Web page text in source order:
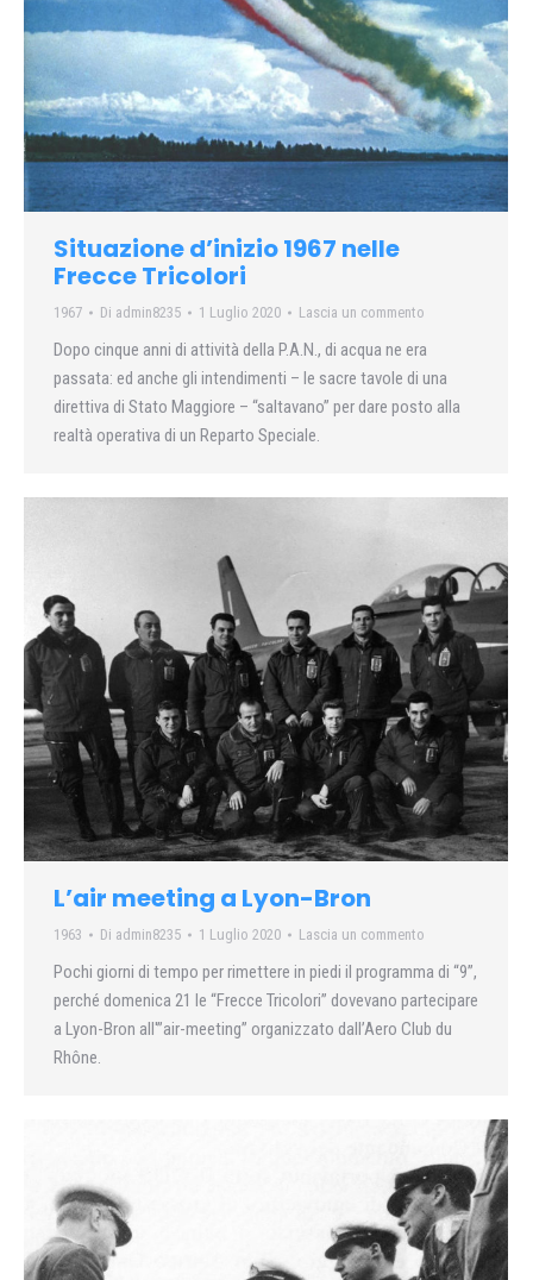
Situazione d’inizio 1967 nelle
Frecce Tricolori
1967 Di admin8235 1 Luglio 2020 Lascia un commento
Dopo cinque anni di attività della P.A.N., di acqua ne era
passata: ed anche gli intendimenti – le sacre tavole di una
direttiva di Stato Maggiore – “saltavano” per dare posto alla
realtà operativa di un Reparto Speciale.
L’air meeting a Lyon-Bron
1963 Di admin8235 1 Luglio 2020 Lascia un commento
Pochi giorni di tempo per rimettere in piedi il programma di “9”,
perché domenica 21 le “Frecce Tricolori” dovevano partecipare
a Lyon-Bron all'”air-meeting” organizzato dall’Aero Club du
Rhône.